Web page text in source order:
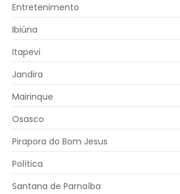
Entretenimento
Ibiúna
Itapevi
Jandira
Mairinque
Osasco
Pirapora do Bom Jesus
Política
Santana de Parnaíba